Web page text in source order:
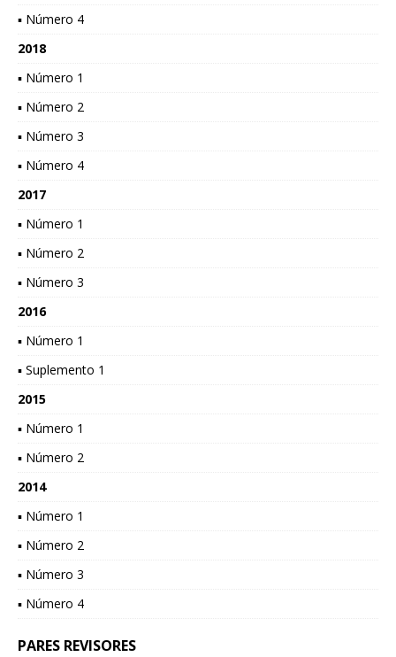
▪ Número 4
2018
▪ Número 1
▪ Número 2
▪ Número 3
▪ Número 4
2017
▪ Número 1
▪ Número 2
▪ Número 3
2016
▪ Número 1
▪ Suplemento 1
2015
▪ Número 1
▪ Número 2
2014
▪ Número 1
▪ Número 2
▪ Número 3
▪ Número 4
PARES REVISORES